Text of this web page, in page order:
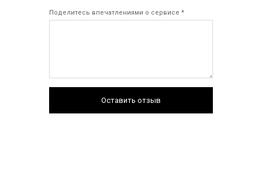
Поделитесь впечатлениями о сервисе *
Оставить отзыв